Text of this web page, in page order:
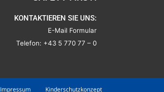
KONTAKTIEREN SIE UNS:
E-Mail Formular
Telefon: +43 5 770 77 – 0
Impressum Kinderschutzkonzept